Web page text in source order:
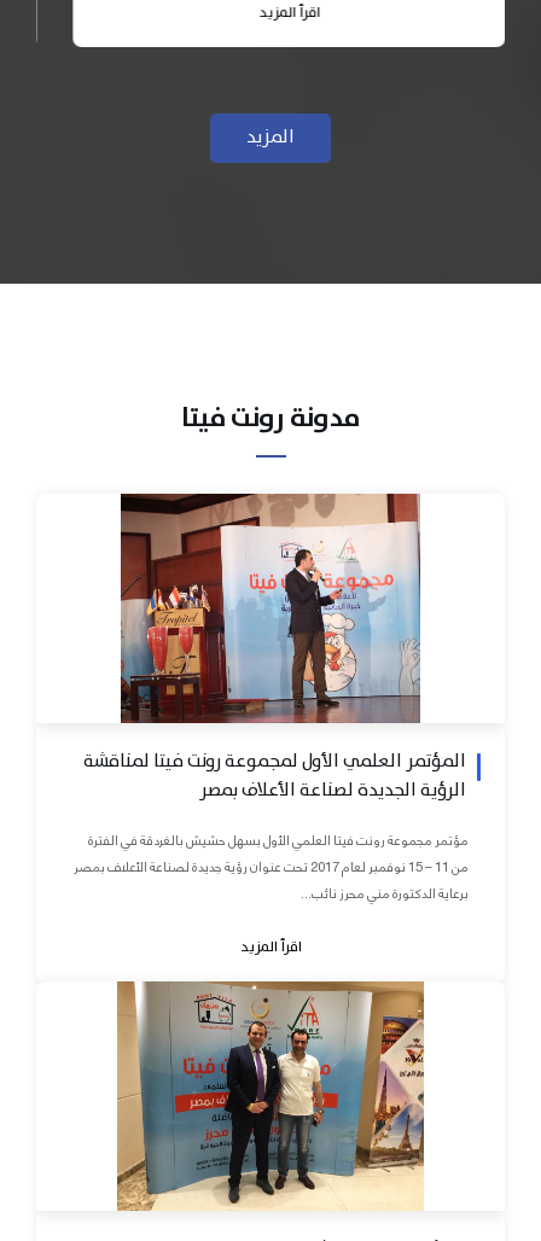
اقرأ المزيد
المزيد
مدونة رونت فيتا
المؤتمر العلمي الأول لمجموعة رونت فيتا لمناقشة
الرؤية الجديدة لصناعة الأعلاف بمصر
مؤتمر مجموعة رونت فيتا العلمي الأول بسهل حشيش بالغردقة في الفترة
من 11 – 15 نوفمبر لعام 2017 تحت عنوان رؤية جديدة لصناعة الأعلاف بمصر
برعاية الدكتورة مني محرز نائب...
اقرأ المزيد